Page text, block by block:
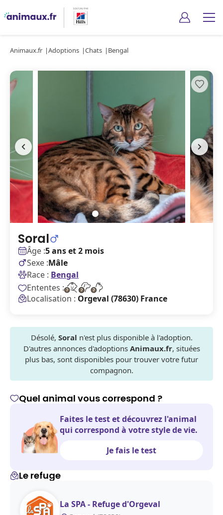
Animaux.fr Adoptions Chats Bengal
Soral
Âge :5 ans et 2 mois
Sexe :Mâle
Race : Bengal
Ententes :
Localisation : Orgeval (78630) France
Désolé, Soral n'est plus disponible à l'adoption.
D'autres annonces d'adoptions Animaux.fr, situées
plus bas, sont disponibles pour trouver votre futur
compagnon.
Quel animal vous correspond ?
Faites le test et découvrez l'animal
qui correspond à votre style de vie.
Je fais le test
Le refuge
La SPA - Refuge d'Orgeval